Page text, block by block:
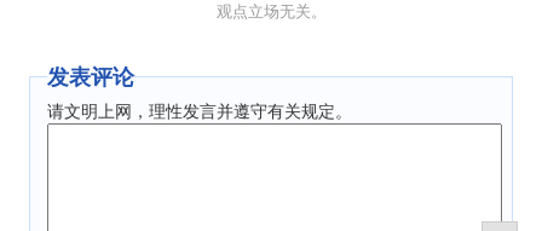
The Theory of International Trade, 1936.
"Mr Keynes' Theory of the Multiplier", 1936, ZfN
Prosperity
and Depression: A theoretical analysis of
观点立场无关。
发表评论
请文明上网，理性发言并遵守有关规定。